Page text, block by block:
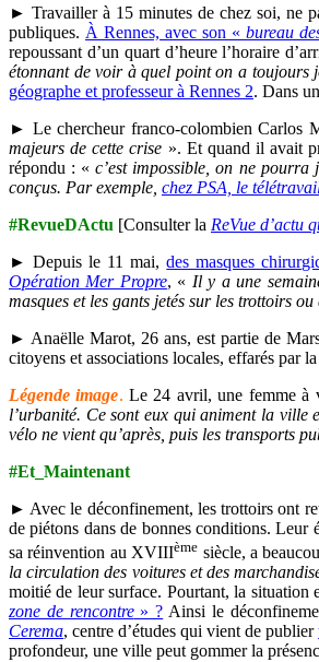
► Travailler à 15 minutes de chez soi, ne
publiques. À Rennes, avec son « bureau
repoussant d’un quart d’heure l’horaire
étonnant de voir à quel point on a toujours
géographe et professeur à Rennes 2. Dans
► Le chercheur franco-colombien Carlos
majeurs de cette crise ». Et quand il avait
répondu : «c’est impossible, on ne
conçus. Par exemple, chez PSA, le
#RevueDActu [Consulter la ReVue d’actu
► Depuis le 11 mai,des masques
Opération Mer Propre, « Il y a une
masques et les gants jetés sur les trottoirs
► Anaëlle Marot, 26 ans, est partie de
citoyens et associations locales, effarés par
Légende image. Le 24 avril, une femme à
l’urbanité. Ce sont eux qui animent la ville
vélo ne vient qu’après, puis les transports
#Et_Maintenant
► Avec le déconfinement, les trottoirs ont
de piétons dans de bonnes conditions.
sa réinvention au XVIIIème siècle, a
la circulation des voitures et des
moitié de leur surface. Pourtant, la situation
zone de rencontre» ? Ainsi le
Cerema, centre d’études qui vient de publier
profondeur, une ville peut gommer la